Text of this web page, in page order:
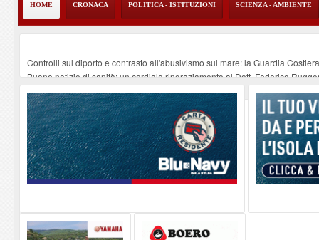
HOME CRONACA POLITICA - ISTITUZIONI SCIENZA - AMBIENTE
Controlli sul diporto e contrasto all'abusivismo sul mare: la Guardia
Buone notizie di sanità: un cordiale ringraziamento al Dott. Federico
Altiero Spinelli e Ursula Hirschmann all'Elba: riaffiora una testimonianza
Capoliveri, potenziata la pulizia dei bordi stradali -07-08-2026
Marina di Campo tra i porti interessati dal nuovo piano dell'Autorità